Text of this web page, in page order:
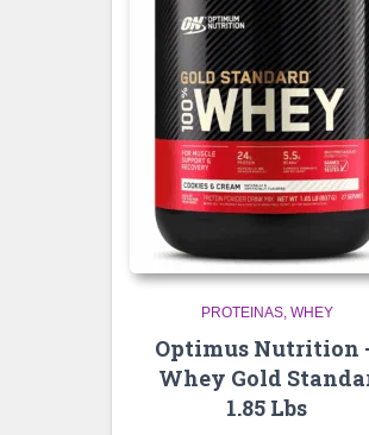
PROTEINAS WHEY
Optimus Nutrition
Whey Gold
1.85 Lbs